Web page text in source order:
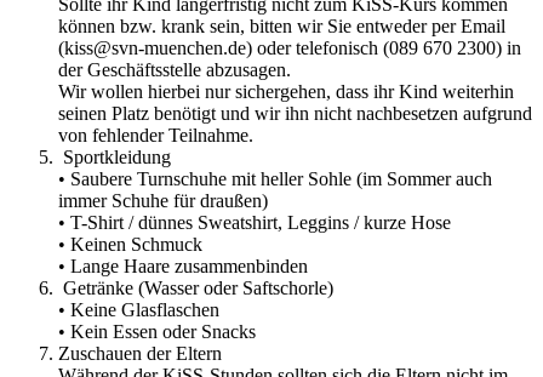
können bzw. krank sein, bitten wir Sie entweder per Email
(kiss@svn-muenchen.de) oder telefonisch (089 670 2300) in
der Geschäftsstelle abzusagen.
Wir wollen hierbei nur sichergehen, dass ihr Kind weiterhin
seinen Platz benötigt und wir ihn nicht nachbesetzen aufgrund
von fehlender Teilnahme.
Sportkleidung
• Saubere Turnschuhe mit heller Sohle (im Sommer auch
immer Schuhe für draußen)
• T-Shirt / dünnes Sweatshirt, Leggins / kurze Hose
• Keinen Schmuck
• Lange Haare zusammenbinden
Getränke (Wasser oder Saftschorle)
• Keine Glasflaschen
• Kein Essen oder Snacks
Zuschauen der Eltern